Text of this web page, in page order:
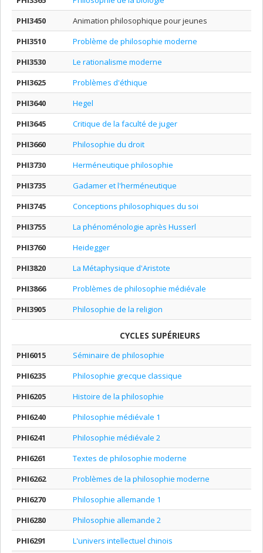
PHI3450
Animation philosophique pour jeunes
PHI3510
Problème de philosophie moderne
PHI3530
Le rationalisme moderne
PHI3625
Problèmes d'éthique
PHI3640
Hegel
PHI3645
Critique de la faculté de juger
PHI3660
Philosophie du droit
PHI3730
Herméneutique philosophie
PHI3735
Gadamer et l'herméneutique
PHI3745
Conceptions philosophiques du soi
PHI3755
La phénoménologie après Husserl
PHI3760
Heidegger
PHI3820
La Métaphysique d'Aristote
PHI3866
Problèmes de philosophie médiévale
PHI3905
Philosophie de la religion
CYCLES SUPÉRIEURS
PHI6015
Séminaire de philosophie
PHI6235
Philosophie grecque classique
PHI6205
Histoire de la philosophie
PHI6240
Philosophie médiévale 1
PHI6241
Philosophie médiévale 2
PHI6261
Textes de philosophie moderne
PHI6262
Problèmes de la philosophie moderne
PHI6270
Philosophie allemande 1
PHI6280
Philosophie allemande 2
PHI6291
L'univers intellectuel chinois